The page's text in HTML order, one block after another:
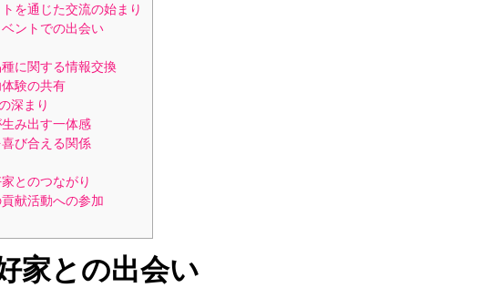
を通じた交流の始まり
ントでの出会い
に関する情報交換
験の共有
深まり
み出す一体感
び合える関係
とのつながり
献活動への参加
家との出会い